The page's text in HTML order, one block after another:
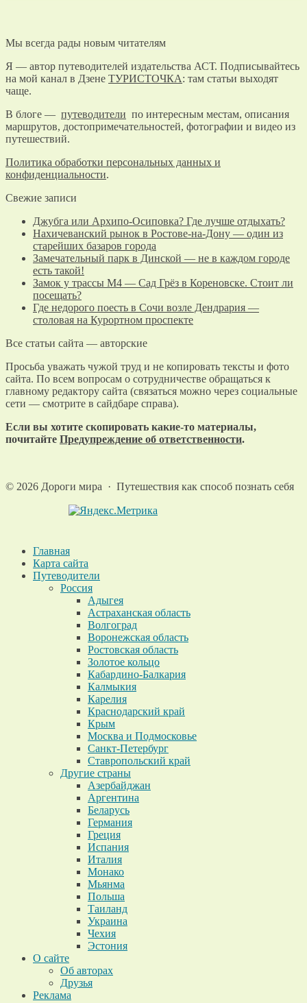
Мы всегда рады новым читателям
Я — автор путеводителей издательства АСТ. Подписывайтесь
на мой канал в Дзене ТУРИСТОЧКА: там статьи выходят
чаще.
В блоге — путеводители по интересным местам, описания
маршрутов, достопримечательностей, фотографии и видео из
путешествий.
Политика обработки персональных данных и
конфиденциальности.
Свежие записи
Джубга или Архипо-Осиповка? Где лучше отдыхать?
Нахичеванский рынок в Ростове-на-Дону — один из
старейших базаров города
Замечательный парк в Динской — не в каждом городе
есть такой!
Замок у трассы М4 — Сад Грёз в Кореновске. Стоит ли
посещать?
Где недорого поесть в Сочи возле Дендрария —
столовая на Курортном проспекте
Все статьи сайта — авторские
Просьба уважать чужой труд и не копировать тексты и фото
сайта. По всем вопросам о сотрудничестве обращаться к
главному редактору сайта (связаться можно через социальные
сети — смотрите в сайдбаре справа).
Если вы хотите скопировать какие-то материалы,
почитайте Предупреждение об ответственности.
© 2026 Дороги мира · Путешествия как способ познать себя
Главная
Карта сайта
Путеводители
Россия
Адыгея
Астраханская область
Волгоград
Воронежская область
Ростовская область
Золотое кольцо
Кабардино-Балкария
Калмыкия
Карелия
Краснодарский край
Крым
Москва и Подмосковье
Санкт-Петербург
Ставропольский край
Другие страны
Азербайджан
Аргентина
Беларусь
Германия
Греция
Испания
Италия
Монако
Мьянма
Польша
Таиланд
Украина
Чехия
Эстония
О сайте
Об авторах
Друзья
Реклама